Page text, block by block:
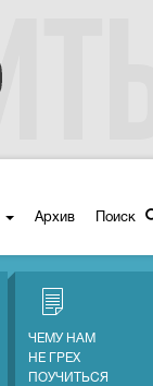
Архив Поиск
ЧЕМУ НАМ
НЕ ГРЕХ
ПОУЧИТЬСЯ